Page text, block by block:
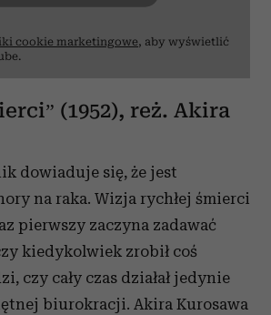
cookie marketingowe, aby wyświetlić
(1952), reż. Akira
dowiaduje się, że jest
na raka. Wizja rychłej śmierci
pierwszy zaczyna zadawać
kiedykolwiek zrobił coś
czy cały czas działał jedynie
biurokracji. Akira Kurosawa